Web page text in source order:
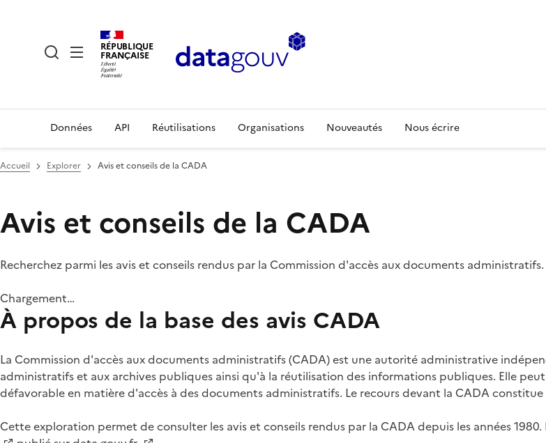
RÉPUBLIQUE
FRANÇAISE
Données API Réutilisations Organisations Nouveautés Nous écrire
Accueil Explorer Avis et conseils de la CADA
Avis et conseils de la CADA
Recherchez parmi les avis et conseils rendus par la Commission d'accès aux documents administratifs.
Chargement…
À propos de la base des avis CADA
La Commission d'accès aux documents administratifs (CADA) est une autorité administrative
administratifs et aux archives publiques ainsi qu'à la réutilisation des informations publiques. Elle
défavorable en matière d'accès à des documents administratifs. Le recours devant la CADA
Cette exploration permet de consulter les avis et conseils rendus par la CADA depuis les années